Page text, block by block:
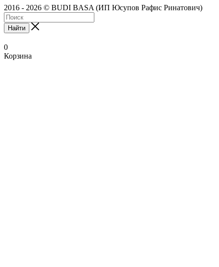
2016 - 2026 © BUDI BASA (ИП Юсупов Рафис Ринатович)
Найти
0
Корзина